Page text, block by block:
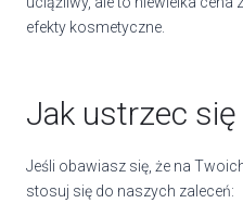
efekty kosmetyczne.
Jak ustrzec się
Jeśli obawiasz się, że na
stosuj się do naszych zaleceń: